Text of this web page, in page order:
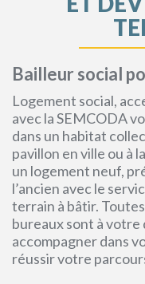
Bailleur social
Logement social,
avec la SEMCODA
dans un habitat
pavillon en ville ou à
un logement neuf,
l’ancien avec le
terrain à bâtir.
bureaux sont à
accompagner dans
réussir votre